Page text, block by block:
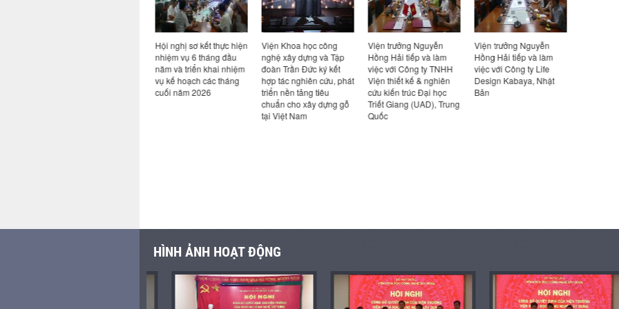
Hội nghị sơ kết thực hiện
nhiệm vụ 6 tháng đầu
năm và triển khai nhiệm
vụ kế hoạch các tháng
cuối năm 2026
Viện Khoa học công
nghệ xây dựng và Tập
đoàn Trần Đức ký kết
hợp tác nghiên cứu, phát
triển nền tảng tiêu
chuẩn cho xây dựng gỗ
tại Việt Nam
Viện trưởng Nguyễn
Hồng Hải tiếp và làm
việc với Công ty TNHH
Viện thiết kế & nghiên
cứu kiến trúc Đại học
Triết Giang (UAD), Trung
Quốc
Viện trưởng Nguyễn
Hồng Hải tiếp và làm
việc với Công ty Life
Design Kabaya, Nhật
Bản
HÌNH ẢNH HOẠT ĐỘNG